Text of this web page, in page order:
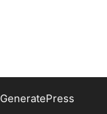
GeneratePress